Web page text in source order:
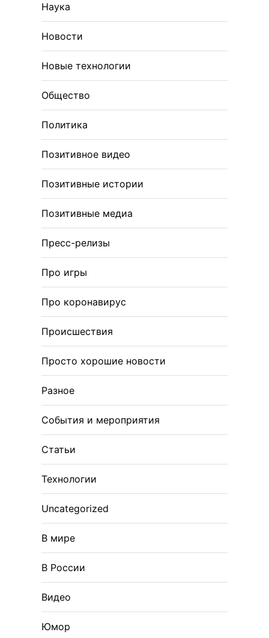
Наука
Новости
Новые технологии
Общество
Политика
Позитивное видео
Позитивные истории
Позитивные медиа
Пресс-релизы
Про игры
Про коронавирус
Происшествия
Просто хорошие новости
Разное
События и мероприятия
Статьи
Технологии
Uncategorized
В мире
В России
Видео
Юмор